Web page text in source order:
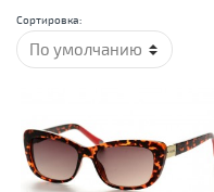
Сортировка: